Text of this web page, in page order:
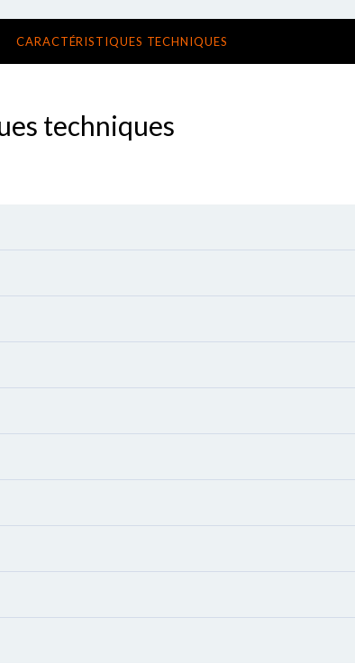
CARACTÉRISTIQUES TECHNIQUES
techniques